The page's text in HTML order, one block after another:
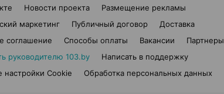
Новости проекта
Размещение рекламы
маркетинг
Публичный договор
Доставка
соглашение
Способы оплаты Вакансии
Партнеры
руководителю 103.by
Написать в поддержку
настройки Cookie
Обработка персональных данных